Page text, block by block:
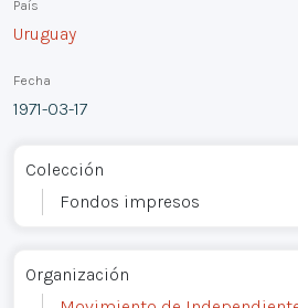
País
Uruguay
Fecha
1971-03-17
Colección
Fondos impresos
Organización